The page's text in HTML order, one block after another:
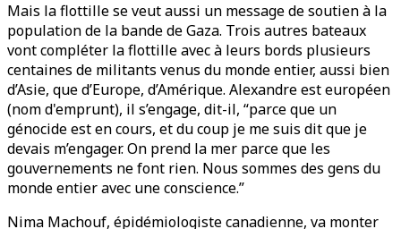
Mais la flottille se veut aussi un message de soutien à la
population de la bande de Gaza. Trois autres bateaux
vont compléter la flottille avec à leurs bords plusieurs
centaines de militants venus du monde entier, aussi bien
d’Asie, que d’Europe, d’Amérique. Alexandre est européen
(nom d'emprunt), il s’engage, dit-il, “parce que un
génocide est en cours, et du coup je me suis dit que je
devais m’engager. On prend la mer parce que les
gouvernements ne font rien. Nous sommes des gens du
monde entier avec une conscience.”
Nima Machouf, épidémiologiste canadienne, va monter